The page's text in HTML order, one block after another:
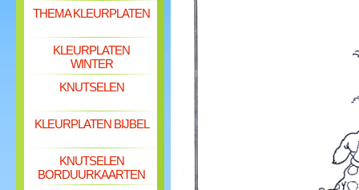
THEMA KLEURPLATEN
KLEURPLATEN
WINTER
KNUTSELEN
KLEURPLATEN BIJBEL
KNUTSELEN
BORDUURKAARTEN